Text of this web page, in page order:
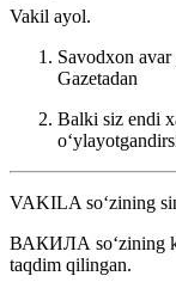
Vakil ayol.
Savodxon
Gazetadan
Balki siz endi
VAKILA so‘zining
ВАКИЛА so‘zining
taqdim qilingan.